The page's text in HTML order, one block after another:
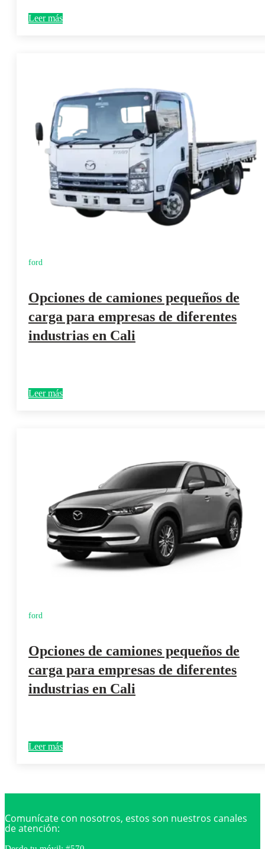
Leer más
ford
Opciones de camiones pequeños de
carga para empresas de diferentes
industrias en Cali
Leer más
ford
Opciones de camiones pequeños de
carga para empresas de diferentes
industrias en Cali
Leer más
Comunícate con nosotros, estos son nuestros canales
de atención: